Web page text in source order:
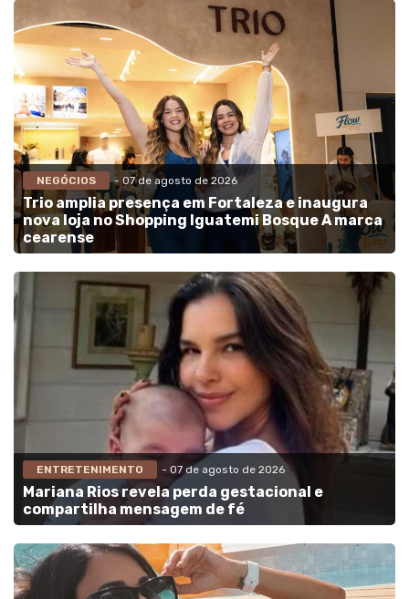
NEGÓCIOS - 07 de agosto de 2026
Trio amplia presença em Fortaleza e inaugura
nova loja no Shopping Iguatemi Bosque A marca
cearense
ENTRETENIMENTO - 07 de agosto de 2026
Mariana Rios revela perda gestacional e
compartilha mensagem de fé